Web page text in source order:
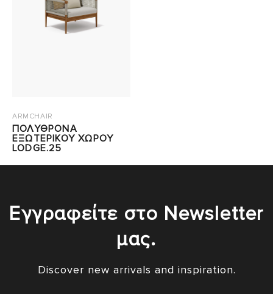
ARMCHAIR
ΠΟΛΥΘΡΟΝΑ
ΕΞΩΤΕΡΙΚΟΥ ΧΩΡΟΥ
LODGE.25
Εγγραφείτε στο Newsletter
μας.
Discover new arrivals and inspiration.